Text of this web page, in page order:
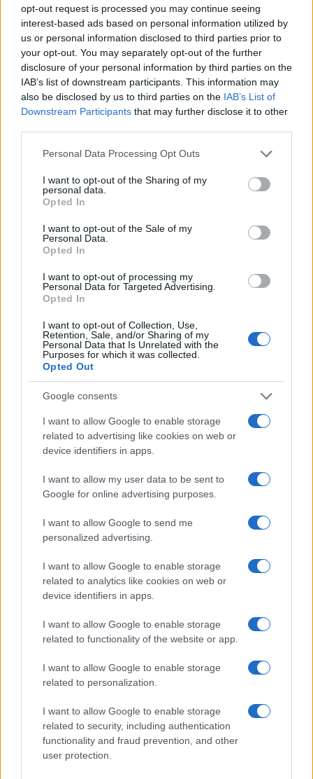
opt-out request is processed you may continue seeing
interest-based ads based on personal information utilized by
us or personal information disclosed to third parties prior to
your opt-out. You may separately opt-out of the further
disclosure of your personal information by third parties on the
IAB’s list of downstream participants. This information may
also be disclosed by us to third parties on the IAB’s List of
Downstream Participants that may further disclose it to other
Please note that this website/app uses one or more Google
not limited to your visit or usage behaviour. You may click to
grant or deny consent to Google and its third-party tags to
use your data for below specified purposes in below Google
consent section.
Personal Data Processing Opt Outs
I want to opt-out of the Sharing of my
personal data.
Opted In
I want to opt-out of the Sale of my
Personal Data.
Opted In
I want to opt-out of processing my
Personal Data for Targeted Advertising.
Opted In
I want to opt-out of Collection, Use,
Retention, Sale, and/or Sharing of my
Personal Data that Is Unrelated with the
Purposes for which it was collected.
Opted Out
Google consents
I want to allow Google to enable storage
related to advertising like cookies on web or
device identifiers in apps.
I want to allow my user data to be sent to
Google for online advertising purposes.
I want to allow Google to send me
personalized advertising.
I want to allow Google to enable storage
related to analytics like cookies on web or
device identifiers in apps.
I want to allow Google to enable storage
related to functionality of the website or app.
I want to allow Google to enable storage
related to personalization.
I want to allow Google to enable storage
related to security, including authentication
functionality and fraud prevention, and other
user protection.
– Προχώρησαν εντός του 2022 σε έναρξη
ελευθέριου επαγγέλματος.
– Είναι έγγαμοι τη στιγμή της υποβολής της
φορολογικής δήλωσης.
Εξαιρέσεις
Οι μόνοι 18αρηδες που δεν είναι υποχρεωμένοι να
υποβάλουν φέτος δική τους δήλωση φορολογίας
εισοδήματος είναι όσοι το προηγούμενο έτος δεν είχαν
αποτελούν τεκμήρια (κατοικία, αυτοκίνητο κλπ), εφόσον
φιλοξενήθηκαν σε σπίτια γονέων, άλλων συγγενών ή
φίλων, ή εφόσον είναι φοιτητές και λόγω σπουδών
διαμένουν με ενοίκιο σε άλλη πόλη από αυτήν στην
ΑΦΜ σε λίγα λεπτά
Οι νέοι φορολογούμενοι, για να περάσουν από την